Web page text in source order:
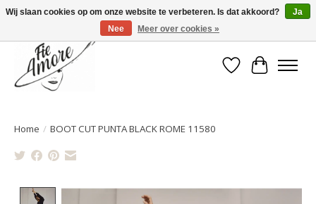
Verlanglijst
Home / BOOT CUT PUNTA BLACK ROME 11580
Product image slideshow Items
Wij slaan cookies op om onze website te verbeteren. Is dat akkoord?
Ja
Nee
Meer over cookies »